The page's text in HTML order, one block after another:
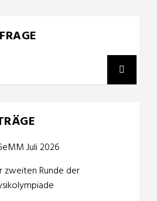
Juli 2026
zweiten Runde der